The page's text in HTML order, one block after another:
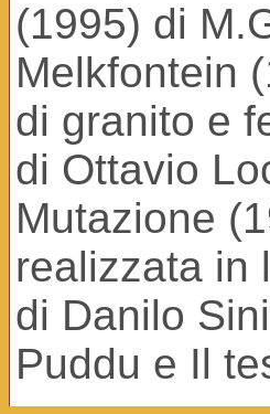
(1995) di
Melkfontein
di granito e
di Ottavio
Mutazione
realizzata in
di Danilo
Puddu e Il